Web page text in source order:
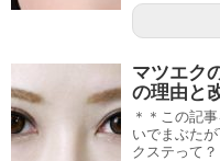
マツエク
の理由と
＊＊この記
いでまぶた
クステって？